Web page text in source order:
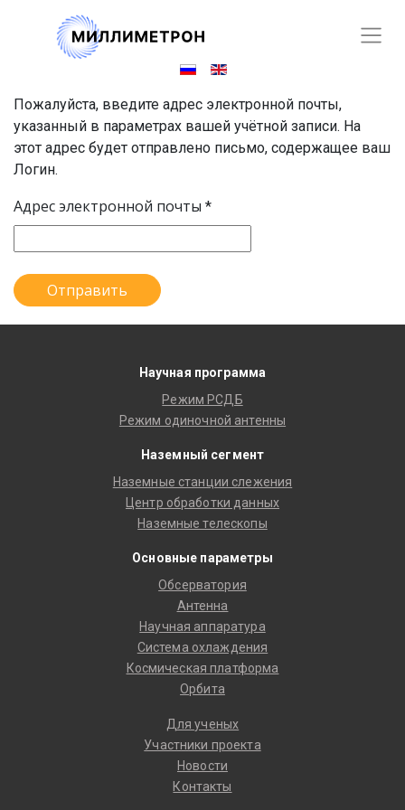
Пожалуйста, введите адрес электронной почты,
указанный в параметрах вашей учётной записи. На
этот адрес будет отправлено письмо, содержащее ваш
Логин.
Адрес электронной почты *
Отправить
Научная программа
Режим РСДБ
Режим одиночной антенны
Наземный сегмент
Наземные станции слежения
Центр обработки данных
Наземные телескопы
Основные параметры
Обсерватория
Антенна
Научная аппаратура
Система охлаждения
Космическая платформа
Орбита
Для ученых
Участники проекта
Новости
Контакты